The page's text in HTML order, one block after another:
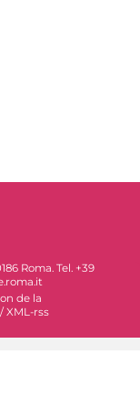
Roma. Tel. +39
de la
/ XML-rss